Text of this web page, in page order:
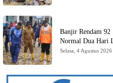
Banjir Rendam 92
Normal Dua Hari
Selasa, 4 Agustus